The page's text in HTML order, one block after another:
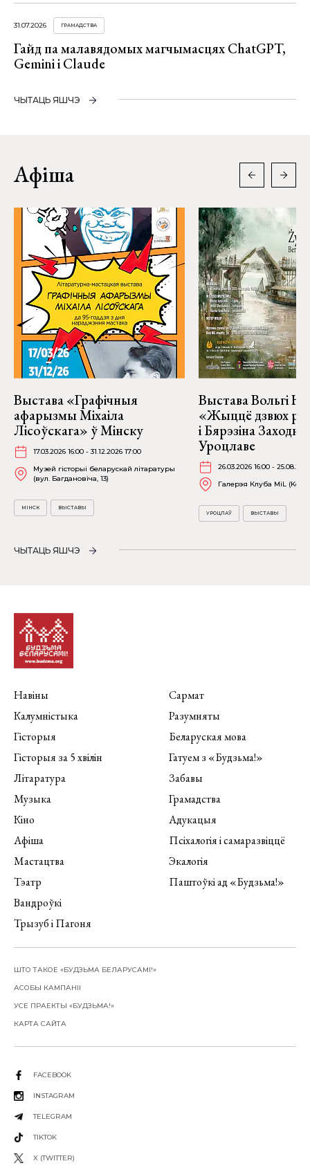
31.07.2026 ГРАМАДСТВА
Гайд па малавядомых магчымасцях ChatGPT,
Gemini і Claude
ЧЫТАЦЬ ЯШЧЭ
Афіша
Выстава «Графічныя
афарызмы Міхаіла
Лісоўскага» ў Мінску
17.03.2026 16:00 - 31.12.2026 17:00
Музей гісторыі беларускай літаратуры
(вул. Багдановіча, 13)
МІНСК ВЫСТАВЫ
Выстава Вольгі
«Жыццё дзвюх
і Бярэзіна
Уроцлаве
26.03.2026 16:00 -
Галерэя Клуба MiL
УРОЦЛАЎ ВЫСТАВЫ
ЧЫТАЦЬ ЯШЧЭ
Навіны
Калумністыка
Гісторыя
Гісторыя за 5 хвілін
Літаратура
Музыка
Кіно
Афіша
Мастацтва
Тэатр
Вандроўкі
Трызуб і Пагоня
Сармат
Разумняты
Беларуская мова
Гатуем з «Будзьма!»
Забавы
Грамадства
Адукацыя
Псіхалогія і самаразвіццё
Экалогія
Паштоўкі ад «Будзьма!»
ШТО ТАКОЕ «БУДЗЬМА БЕЛАРУСАМІ!»
АСОБЫ КАМПАНІІ
УСЕ ПРАЕКТЫ «БУДЗЬМА!»
КАРТА САЙТА
FACEBOOK
INSTAGRAM
TELEGRAM
TIKTOK
X (TWITTER)